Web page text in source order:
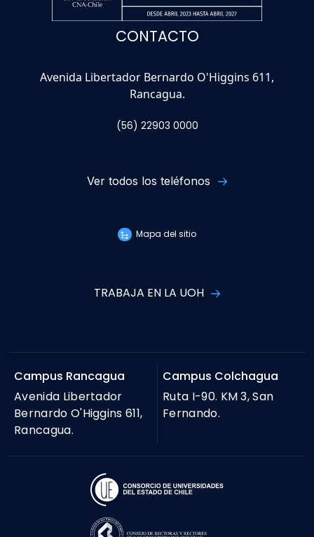
CONTACTO
Avenida Libertador Bernardo O'Higgins 611,
Rancagua.
(56) 22903 0000
Ver todos los teléfonos
Mapa del sitio
TRABAJA EN LA UOH
Campus Rancagua
Avenida Libertador
Bernardo O'Higgins 611,
Rancagua.
Campus Colchagua
Ruta I-90. KM 3, San
Fernando.